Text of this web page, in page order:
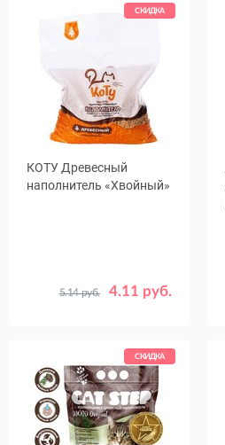
СКИДКА
КОТУ Древесный
наполнитель «Хвойный»
4.11 руб.
5.14 руб.
Объем,
6 12 30
СКИДКА